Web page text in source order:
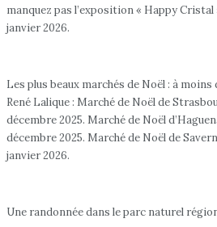
manquez pas l’exposition « Happy Cristal
janvier 2026.
Les plus beaux marchés de Noël : à moins
René Lalique : Marché de Noël de
décembre 2025. Marché de Noël
décembre 2025. Marché de Noël de
janvier 2026.
Une randonnée dans le parc naturel